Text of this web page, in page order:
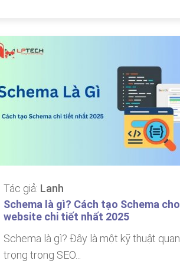
Tác giả: Lanh
Schema là gì? Cách tạo Schema cho
website chi tiết nhất 2025
Schema là gì? Đây là một kỹ thuật quan
trọng trong SEO...